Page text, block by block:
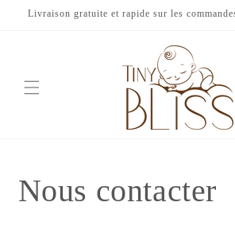
passer
Livraison gratuite et rapide sur les
Nous contacter